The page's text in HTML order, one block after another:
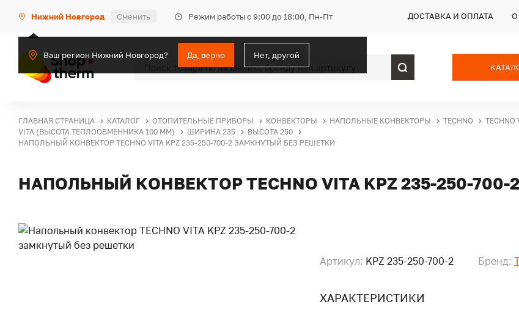
Нижний Новгород Сменить Режим работы с 9:00 до 18:00, Пн-Пт
Ваш регион Нижний Новгород? Да, верно Нет, другой
ДОСТАВКА И ОПЛАТА
ГЛАВНАЯ СТРАНИЦА КАТАЛОГ ОТОПИТЕЛЬНЫЕ ПРИБОРЫ КОНВЕКТОРЫ НАПОЛЬНЫЕ КОНВЕКТОРЫ TECHNO
TECHNO
VITA (ВЫСОТА ТЕПЛООБМЕННИКА 100 ММ)
ШИРИНА 235
ВЫСОТА 250
НАПОЛЬНЫЙ КОНВЕКТОР TECHNO VITA KPZ 235-250-700-2 ЗАМКНУТЫЙ БЕЗ РЕШЕТКИ
НАПОЛЬНЫЙ КОНВЕКТОР TECHNO VITA KPZ 235-250-
Артикул: KPZ 235-250-700-2 Бренд:
ХАРАКТЕРИСТИКИ